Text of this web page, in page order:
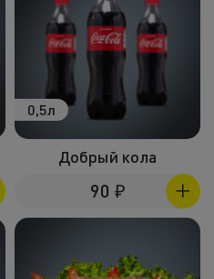
0,5л
Добрый кола
90 ₽